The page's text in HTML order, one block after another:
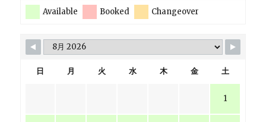
Available Booked Changeover
日 月 火 水 木 金 土
1